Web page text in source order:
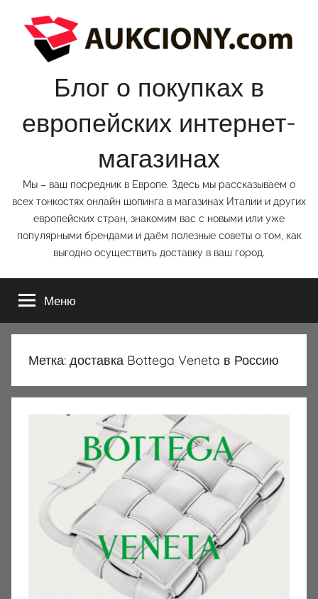
содержимому
Блог о покупках в
европейских интернет-
магазинах
Мы – ваш посредник в Европе. Здесь мы рассказываем о
всех тонкостях онлайн шопинга в магазинах Италии и других
европейских стран, знакомим вас с новыми или уже
популярными брендами и даём полезные советы о том, как
выгодно осуществить доставку в ваш город.
Меню
Метка: доставка Bottega Veneta в Россию